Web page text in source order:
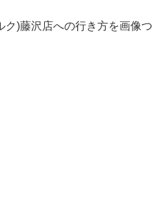
ク)藤沢店への行き方を画像つ